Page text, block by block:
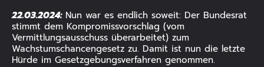
22.03.2024:Nun war es endlich soweit: Der Bundesrat
stimmt dem Kompromissvorschlag (vom
Vermittlungsausschuss überarbeitet) zum
Wachstumschancengesetz zu. Damit ist nun die letzte
Hürde im Gesetzgebungsverfahren genommen.